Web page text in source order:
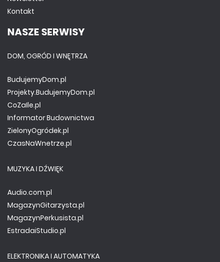
Kontakt
NASZE SERWISY
DOM, OGRÓD I WNĘTRZA
BudujemyDom.pl
Projekty.BudujemyDom.pl
CoZaIle.pl
Informator Budownictwa
ZielonyOgródek.pl
CzasNaWnetrze.pl
MUZYKA I DŹWIĘK
Audio.com.pl
MagazynGitarzysta.pl
MagazynPerkusista.pl
EstradaiStudio.pl
ELEKTRONIKA I AUTOMATYKA